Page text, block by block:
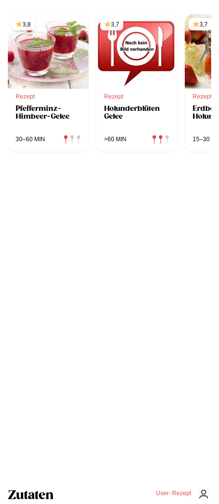
3,8
Rezept
Pfefferminz-
Himbeer-Gelee
30–60 MIN
3,7
Rezept
Holunderblüten
Gelee
>60 MIN
3,7
Rezept
15–30
User- Rezept
Zutaten